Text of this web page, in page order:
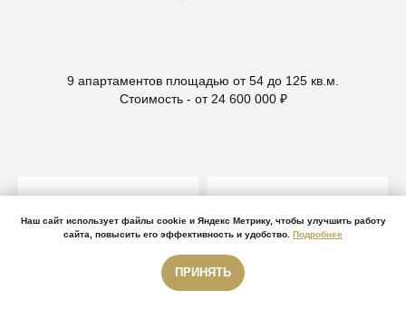
9 апартаментов площадью от 54 до 125 кв.м.
Стоимость - от 24 600 000 ₽
Звонок бесплатный
Наш сайт использует файлы cookie и Яндекс Метрику, чтобы улучшить работу
сайта, повысить его эффективность и удобство. Подробнее
ПРИНЯТЬ